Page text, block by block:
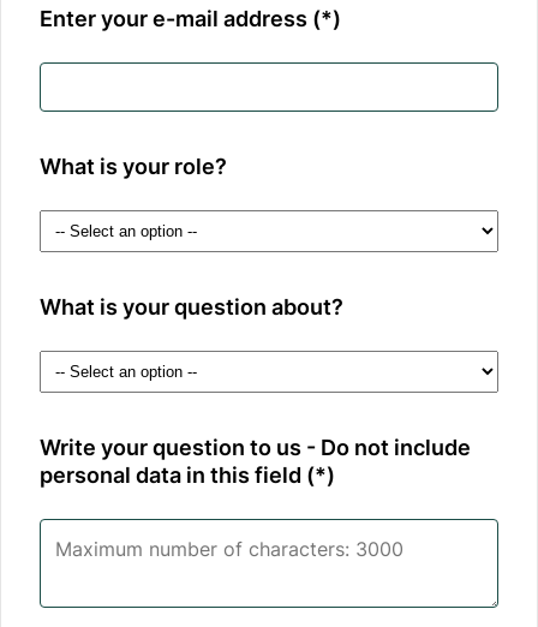
Enter your e-mail address
What is your role?
What is your question about?
Write your question to us - Do not include
personal data in this field